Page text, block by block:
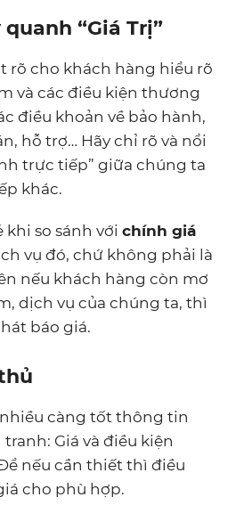
quanh “Giá Trị”
rõ cho khách hàng hiểu rõ
và các điều kiện thương
điều khoản về bảo hành,
hỗ trợ… Hãy chỉ rõ và nổi
trực tiếp” giữa chúng ta
khác.
khi so sánh với chính giá
vụ đó, chứ không phải là
nếu khách hàng còn mơ
dịch vụ của chúng ta, thì
báo giá.
càng tốt thông tin
Giá và điều kiện
nếu cần thiết thì điều
cho phù hợp.